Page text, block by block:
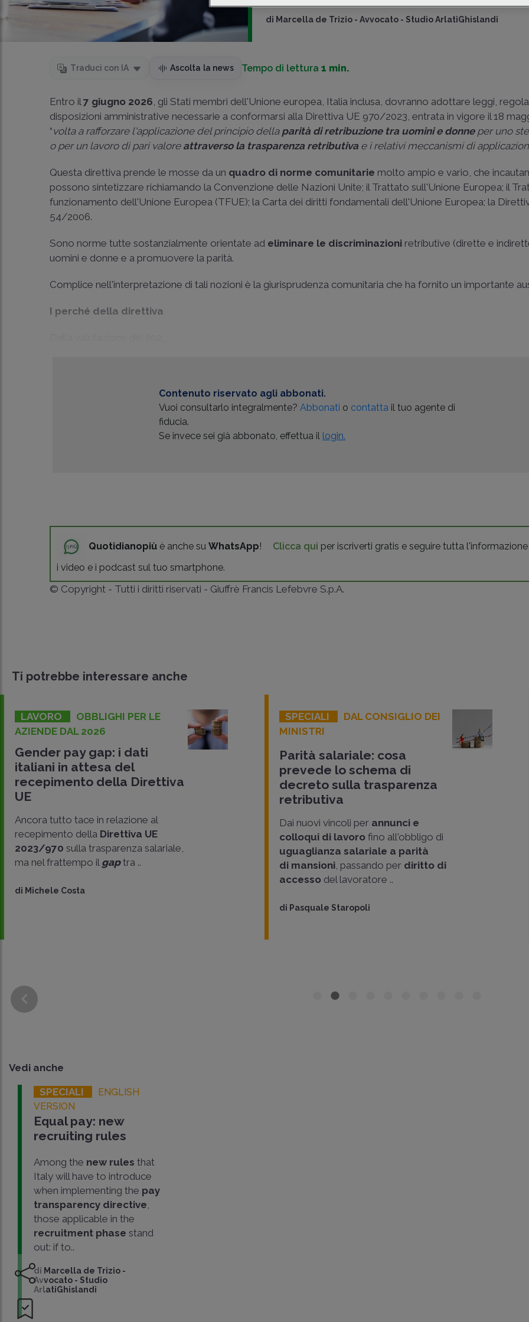
di Marcella de Trizio -Avvocato - Studio ArlatiGhislandi
Traduci con IA Ascolta la news Tempo di lettura1 min.
Entro il7 giugno 2026, gli Stati membri dell'Unione europea, Italia inclusa, dovranno adottare leggi,
disposizioni amministrative necessarie a conformarsi alla Direttiva UE 970/2023, entrata in vigore il 18
“volta a rafforzare l'applicazione del principio della parità di retribuzione tra uomini e donneper uno
o per un lavoro di pari valore attraverso la trasparenza retributiva e i relativi meccanismi di
Questa direttiva prende le mosse da un quadro di norme comunitarie molto ampio e vario, che
possono sintetizzare richiamando la Convenzione delle Nazioni Unite; il Trattato sull'Unione Europea; il
funzionamento dell'Unione Europea (TFUE); la Carta dei diritti fondamentali dell'Unione Europea; la
54/2006.
Sono norme tutte sostanzialmente orientate ad eliminare le discriminazioni retributive (dirette e
uomini e donne e a promuovere la parità.
Complice nell'interpretazione di tali nozioni è la giurisprudenza comunitaria che ha fornito un importante
I perché della direttiva
Contenuto riservato agli abbonati.
Vuoi consultarlo integralmente?Abbonati o contatta il tuo agente di
fiducia.
Se invece sei già abbonato, effettua il login.
Quotidianopiù è anche suWhatsApp! Clicca qui per iscriverti gratis e seguire tutta l'informazione
i video e i podcast sul tuo smartphone.
© Copyright - Tutti i diritti riservati - Giuffrè Francis Lefebvre S.p.A.
Ti potrebbe interessare anche
LAVORO
OBBLIGHI PER LE
AZIENDE DAL 2026
Gender pay gap: i dati
italiani in attesa del
recepimento della Direttiva
UE
Ancora tutto tace in relazione al
recepimento della Direttiva UE
2023/970 sulla trasparenza salariale,
ma nel frattempo il gap tra ..
di Michele Costa
SPECIALI
DAL CONSIGLIO DEI
MINISTRI
Parità salariale: cosa
prevede lo schema di
decreto sulla trasparenza
retributiva
Dai nuovi vincoli per annunci e
colloqui di lavoro fino all'obbligo di
uguaglianza salariale a parità
di mansioni , passando per diritto di
accesso del lavoratore ..
di Pasquale Staropoli
Vedi anche
SPECIALI
ENGLISH
VERSION
Equal pay: new
recruiting rules
Among the new rules that
Italy will have to introduce
when implementing the pay
transparency directive
those applicable in the
recruitment phase stand
out: if to..
di Marcella de Trizio -
Avvocato - Studio
ArlatiGhislandi